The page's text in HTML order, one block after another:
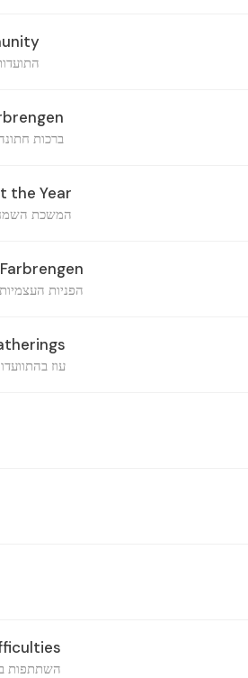
ברכות
the Year
המשכת
הפניות
עוז
השתתפות